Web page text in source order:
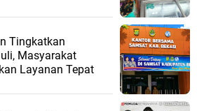
Tingkatkan
Masyarakat
Layanan Tepat